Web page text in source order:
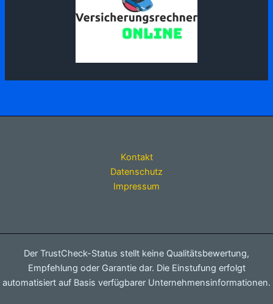
Kontakt
Datenschutz
Impressum
Der TrustCheck-Status stellt keine Qualitätsbewertung,
Empfehlung oder Garantie dar. Die Einstufung erfolgt
automatisiert auf Basis verfügbarer Unternehmensinformationen.